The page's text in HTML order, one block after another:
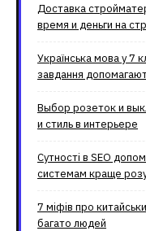
Доставка
время и деньги на
Українська мова у 7
завдання
Выбор розеток и
и стиль в интерьере
Сутності в SEO
системам краще
7 міфів про
багато людей